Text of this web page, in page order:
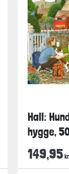
Hall:
hygge,
149,95 kr.